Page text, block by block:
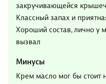
закручивающейся
Классный запах и
Хороший состав, лично у
вызвал
Минусы
Крем масло мог бы стоит